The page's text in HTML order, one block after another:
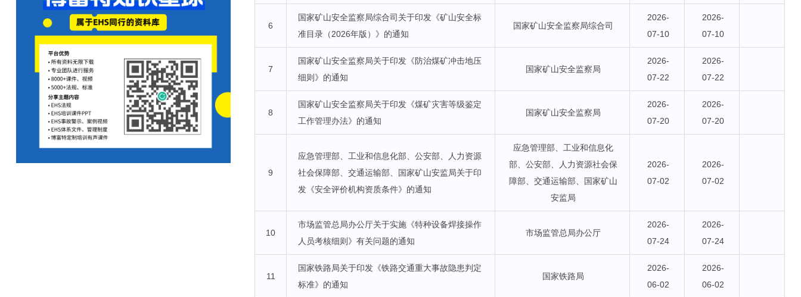
6
国家矿山安全监察局综合司关于印发《矿山安全标
准目录（2026年版）》的通知
国家矿山安全监察局综合司
2026-
07-10
2026-
07-10
7
国家矿山安全监察局关于印发《防治煤矿冲击地压
细则》的通知
国家矿山安全监察局
2026-
07-22
2026-
07-22
8
国家矿山安全监察局关于印发《煤矿灾害等级鉴定
工作管理办法》的通知
国家矿山安全监察局
2026-
07-20
2026-
07-20
9
应急管理部、工业和信息化部、公安部、人力资源
社会保障部、交通运输部、国家矿山安监局关于印
发《安全评价机构资质条件》的通知
应急管理部、工业和信息化
部、公安部、人力资源社会保
障部、交通运输部、国家矿山
安监局
2026-
07-02
2026-
07-02
10
市场监管总局办公厅关于实施《特种设备焊接操作
人员考核细则》有关问题的通知
市场监管总局办公厅
2026-
07-24
2026-
07-24
11
国家铁路局关于印发《铁路交通重大事故隐患判定
标准》的通知
国家铁路局
2026-
06-02
2026-
06-02